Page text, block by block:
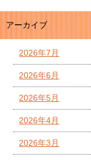
アーカイブ
2026年7月
2026年6月
2026年5月
2026年4月
2026年3月